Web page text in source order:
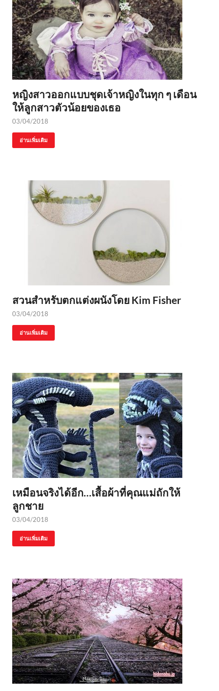
หญิงสาวออกแบบชุดเจ้าหญิงในทุก ๆ เดือน
ให้ลูกสาวตัวน้อยของเธอ
03/04/2018
อ่านเพิ่มเติม
สวนสำหรับตกแต่งผนังโดย Kim Fisher
03/04/2018
อ่านเพิ่มเติม
เหมือนจริงได้อีก…เสื้อผ้าที่คุณแม่ถักให้
ลูกชาย
03/04/2018
อ่านเพิ่มเติม